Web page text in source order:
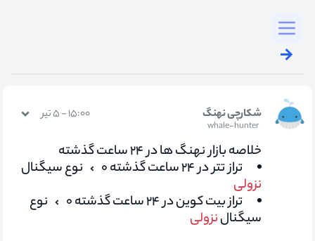
شکارچی نهنگ
whale-hunter
۱۵:۰۰ - ۵ تیر
خلاصه بازار نهنگ ها در ۲۴ ساعت گذشته
تراز تتر در ۲۴ ساعت گذشته ۰
نوع سیگنال
نزولی
تراز بیت کوین در ۲۴ ساعت گذشته ۰
نوع
سیگنالنزولی